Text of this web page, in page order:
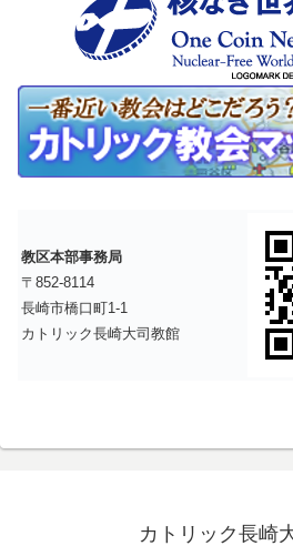
教区本部事務局
〒852-8114
長崎市橋口町1-1
カトリック長崎大司教館
カトリック長崎